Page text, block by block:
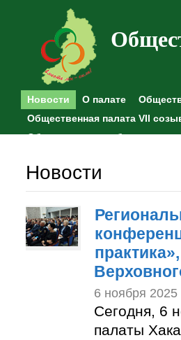
Новости О палате
Общественная палата VII
Общественные наблюдения
Новости
6 ноября 2025
Сегодня, 6
палаты